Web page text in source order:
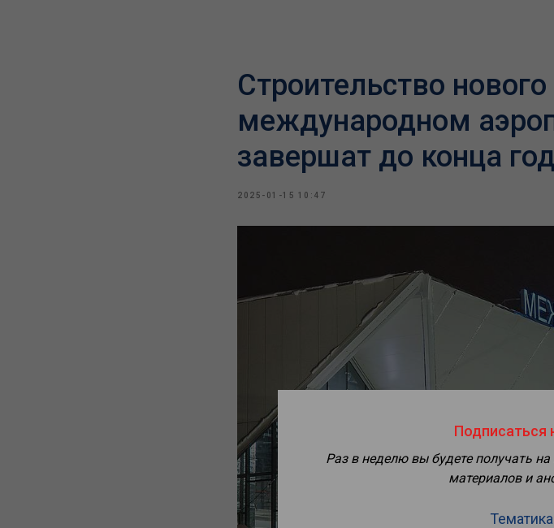
Строительство
международном
завершат до конца
2025-01-15 10:47
Подписаться
Раз в неделю вы будете получать
материалов и
Тематика